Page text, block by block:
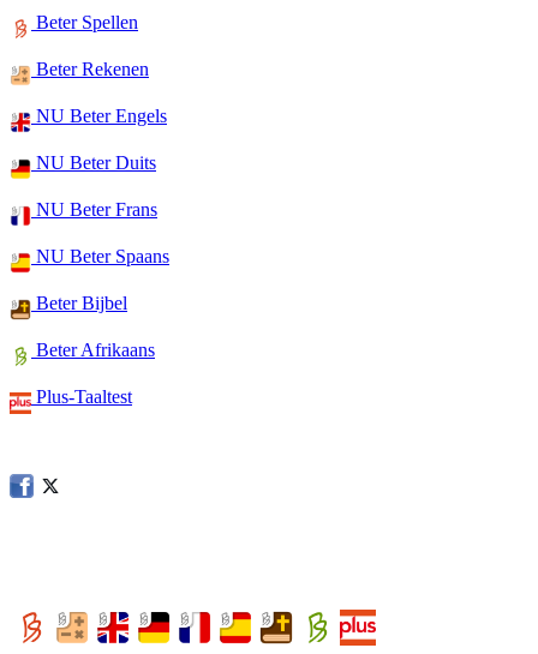
Beter Spellen
Beter Rekenen
NU Beter Engels
NU Beter Duits
NU Beter Frans
NU Beter Spaans
Beter Bijbel
Beter Afrikaans
Plus-Taaltest